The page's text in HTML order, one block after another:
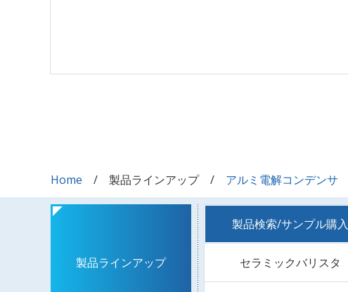
Home 製品ラインアップ アルミ電解コンデンサ
製品ラインアップ
製品検索/サンプル購入
セラミックバリスタ